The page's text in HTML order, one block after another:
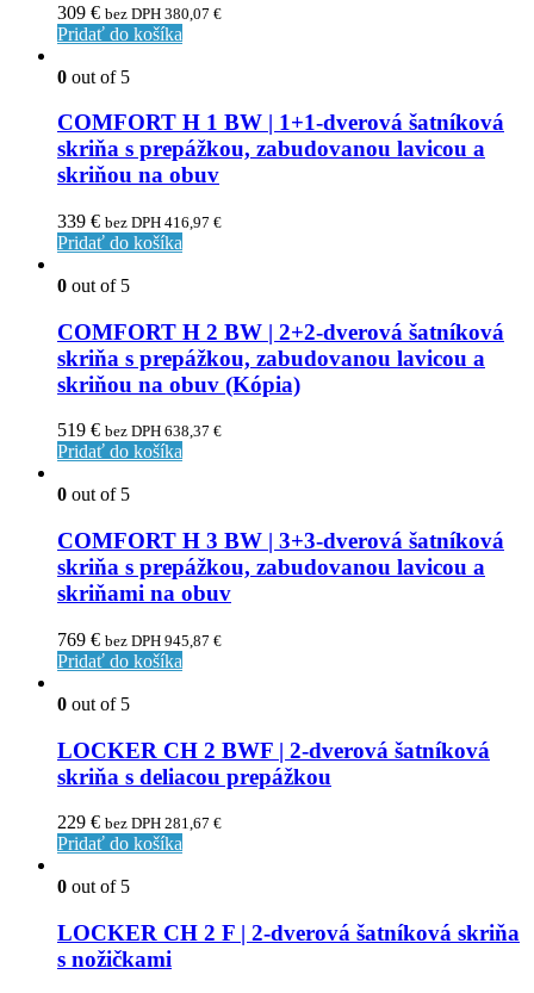
309 € bez DPH 380,07 €
Pridať do košíka
0 out of 5
COMFORT H 1 BW | 1+1-dverová šatníková
skriňa s prepážkou, zabudovanou lavicou a
skriňou na obuv
339 € bez DPH 416,97 €
Pridať do košíka
0 out of 5
COMFORT H 2 BW | 2+2-dverová šatníková
skriňa s prepážkou, zabudovanou lavicou a
skriňou na obuv (Kópia)
519 € bez DPH 638,37 €
Pridať do košíka
0 out of 5
COMFORT H 3 BW | 3+3-dverová šatníková
skriňa s prepážkou, zabudovanou lavicou a
skriňami na obuv
769 € bez DPH 945,87 €
Pridať do košíka
0 out of 5
LOCKER CH 2 BWF | 2-dverová šatníková
skriňa s deliacou prepážkou
229 € bez DPH 281,67 €
Pridať do košíka
0 out of 5
LOCKER CH 2 F | 2-dverová šatníková skriňa
s nožičkami